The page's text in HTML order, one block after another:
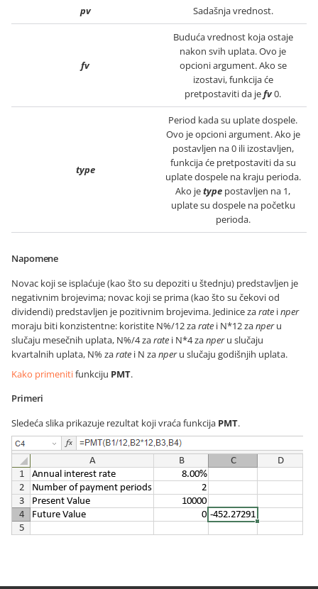
pv Sadašnja vrednost.
fv
Buduća vrednost koja ostaje
nakon svih uplata. Ovo je
opcioni argument. Ako se
izostavi, funkcija će
pretpostaviti da jefv0.
type
Period kada su uplate dospele.
Ovo je opcioni argument. Ako je
postavljen na 0 ili izostavljen,
funkcija će pretpostaviti da su
uplate dospele na kraju perioda.
Ako jetype postavljen na 1,
uplate su dospele na početku
perioda.
Napomene
Novac koji se isplaćuje (kao što su depoziti u štednju) predstavljen je
negativnim brojevima; novac koji se prima (kao što su čekovi od
dividendi) predstavljen je pozitivnim brojevima. Jedinice zarate inper
moraju biti konzistentne: koristite N%/12 zarate i N*12 zanperu
slučaju mesečnih uplata, N%/4 zarate i N*4 zanperu slučaju
kvartalnih uplata, N% zarate i N zanperu slučaju godišnjih uplata.
Kako primenitifunkciju PMT.
Primeri
Sledeća slika prikazuje rezultat koji vraća funkcija PMT.